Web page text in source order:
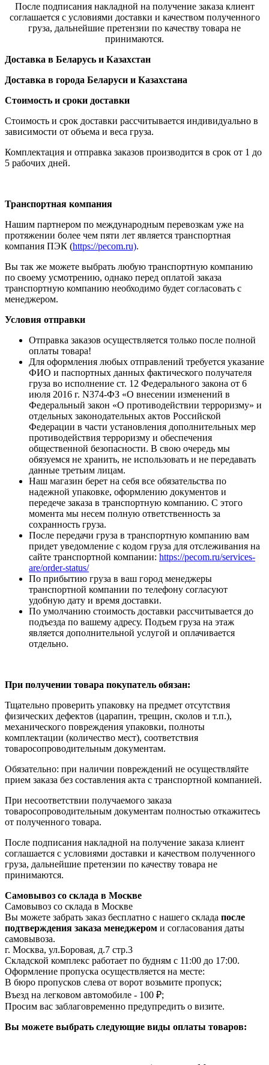
После подписания накладной на получение заказа клиент
соглашается с условиями доставки и качеством полученного
груза, дальнейшие претензии по качеству товара не
принимаются.
Доставка в Беларусь и Казахстан
Доставка в города Беларуси и Казахстана
Стоимость и сроки доставки
Стоимость и срок доставки рассчитывается индивидуально в
зависимости от объема и веса груза.
Комплектация и отправка заказов производится в срок от 1 до
5 рабочих дней.
Транспортная компания
Нашим партнером по международным перевозкам уже на
протяжении более чем пяти лет является транспортная
компания ПЭК (https://pecom.ru).
Вы так же можете выбрать любую транспортную компанию
по своему усмотрению, однако перед оплатой заказа
транспортную компанию необходимо будет согласовать с
менеджером.
Условия отправки
Отправка заказов осуществляется только после полной
оплаты товара!
Для оформления любых отправлений требуется указание
ФИО и паспортных данных фактического получателя
груза во исполнение ст. 12 Федерального закона от 6
июля 2016 г. N374-ФЗ «О внесении изменений в
Федеральный закон «О противодействии терроризму» и
отдельных законодательных актов Российской
Федерации в части установления дополнительных мер
противодействия терроризму и обеспечения
общественной безопасности. В свою очередь мы
обязуемся не хранить, не использовать и не передавать
данные третьим лицам.
Наш магазин берет на себя все обязательства по
надежной упаковке, оформлению документов и
передече заказа в транспортную компанию. С этого
момента мы несем полную ответственность за
сохранность груза.
После передачи груза в транспортную компанию вам
придет уведомление с кодом груза для отслеживания на
сайте транспортной компании: https://pecom.ru/services-
are/order-status/
По прибытию груза в ваш город менеджеры
транспортной компании по телефону согласуют
удобную дату и время доставки.
По умолчанию стоимость доставки рассчитывается до
подъезда по вашему адресу. Подъем груза на этаж
является дополнительной услугой и оплачивается
отдельно.
При получении товара покупатель обязан:
Тщательно проверить упаковку на предмет отсутствия
физических дефектов (царапин, трещин, сколов и т.п.),
механического повреждения упаковки, полноты
комплектации (количество мест), соответствия
товаросопроводительным документам.
Обязательно: при наличии повреждений не осуществляйте
прием заказа без составления акта с транспортной компанией.
При несоответствии получаемого заказа
товаросопроводительным документам полностью откажитесь
от полученного товара.
После подписания накладной на получение заказа клиент
соглашается с условиями доставки и качеством полученного
груза, дальнейшие претензии по качеству товара не
принимаются.
Самовывоз со склада в Москве
Самовывоз со склада в Москве
Вы можете забрать заказ бесплатно с нашего склада после
подтверждения заказа менеджером и согласования даты
самовывоза.
г. Москва, ул.Боровая, д.7 стр.3
Складской комплекс работает по будням с 11:00 до 17:00.
Оформление пропуска осуществляется на месте:
В бюро пропусков слева от ворот возьмите пропуск;
Въезд на легковом автомобиле - 100 ₽;
Просим вас заблаговременно предупредить о визите.
Вы можете выбрать следующие виды оплаты товаров: